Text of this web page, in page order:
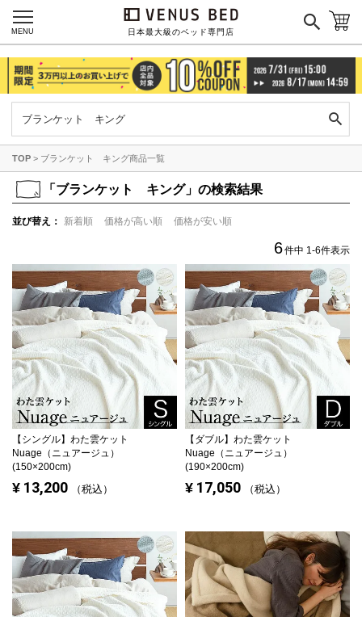
日本最大級のベッド専門店
MENU
ブラック ブラウン グレイ ベージュ
寝具一覧を見る
マットレス
マットレスを探す
シングル セミダブル
ダブル ワイドダブル
自社オリジナルマットレス
国産ポケットコイルマットレス
TOP ブランケット キング商品一覧
「 ブランケット キング」の検索結果
並び替え 新着順 価格が高い順 価格が安い順
6件中 1 -6件表示
【シングル】 わた雲ケット
Nuage（ニュアージュ）
(150×200cm)
¥ 13,200 税込
【ダブル】 わた雲ケット
Nuage（ニュアージュ）
(190×200cm)
¥ 17,050 税込